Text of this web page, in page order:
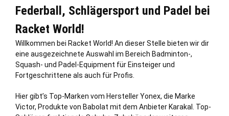
Federball, Schlägersport und Padel bei
Racket World!
Willkommen bei Racket World! An dieserStelle bieten wir dir
eine ausgezeichnete Auswahl im Bereich Badminton-,
Squash- und Padel-Equipment für Einsteiger und
Fortgeschrittene als auch für Profis.
Hier gibt’s Top-Marken vom Hersteller Yonex, die Marke
Victor, Produkte von Babolat mit dem Anbieter Karakal. Top-